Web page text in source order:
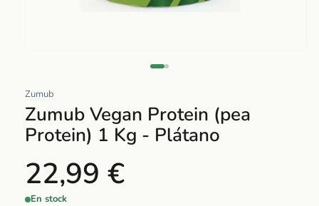
multimedia
1
en
una
modal
Zumub
Zumub Vegan Protein (pea
Protein) 1 Kg - Plátano
22,99 €
En stock